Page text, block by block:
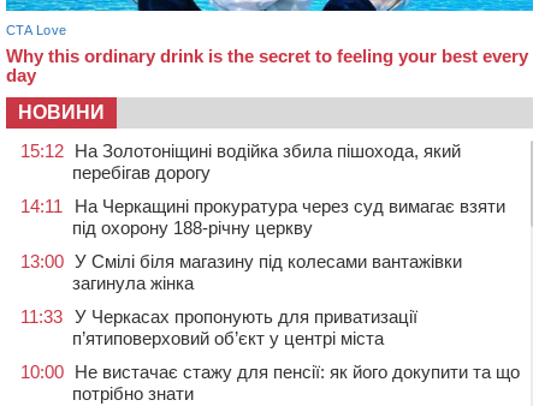
НОВИНИ
15:12
На Золотоніщині водійка збила пішохода, який
перебігав дорогу
14:11
На Черкащині прокуратура через суд вимагає взяти
під охорону 188-річну церкву
13:00 У Смілі біля магазину під колесами вантажівки
загинула жінка
11:33 У Черкасах пропонують для приватизації
п’ятиповерховий об’єкт у центрі міста
10:00
Не вистачає стажу для пенсії: як його докупити та що
потрібно знати